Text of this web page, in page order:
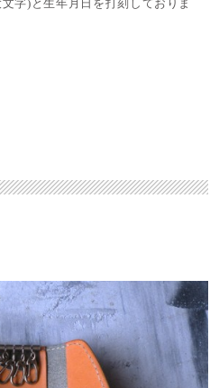
字)と生年月日を打刻しておりま